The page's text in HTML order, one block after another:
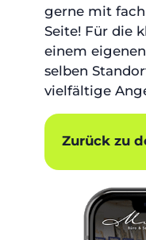
gerne mit
Seite! Für die
einem
selben
vielfältige
Zurück zu